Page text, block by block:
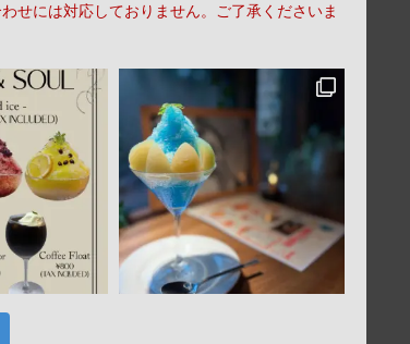
せには対応しておりません。ご了承くださいま